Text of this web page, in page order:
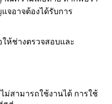
จอาจต้องได้รับการ
ห้ช่างตรวจสอบและ
สามารถใช้งานได้ การใช้